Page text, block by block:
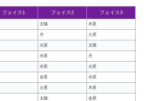
フェイス1 フェイス2 フェイス3
太陽 木星
月 土星
火星 太陽
水星 月
木星 火星
金星 水星
土星 木星
太陽 金星